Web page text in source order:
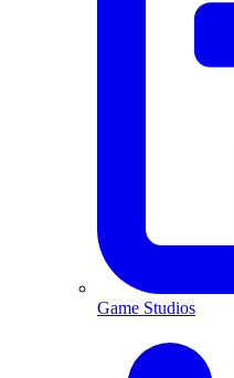
Game Studios